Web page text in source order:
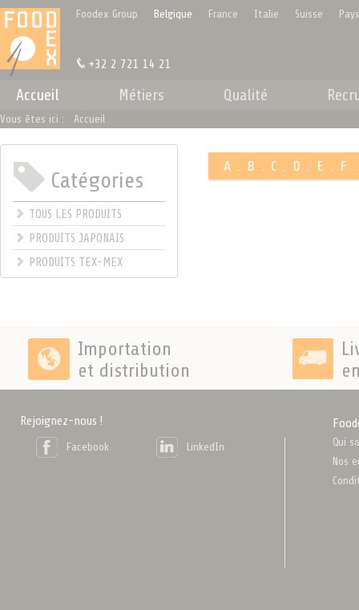
Foodex Group Belgique France Italie Suisse
+32 2 721 14 21
Accueil Métiers Qualité
Vous êtes ici : Accueil
Catégories
TOUS LES PRODUITS
PRODUITS JAPONAIS
PRODUITS TEX-MEX
A . B . C . D . E . F
.
Importation
et distribution
Rejoignez-nous !
Facebook LinkedIn
Qui
Nos
Panneau de gestion des cookies